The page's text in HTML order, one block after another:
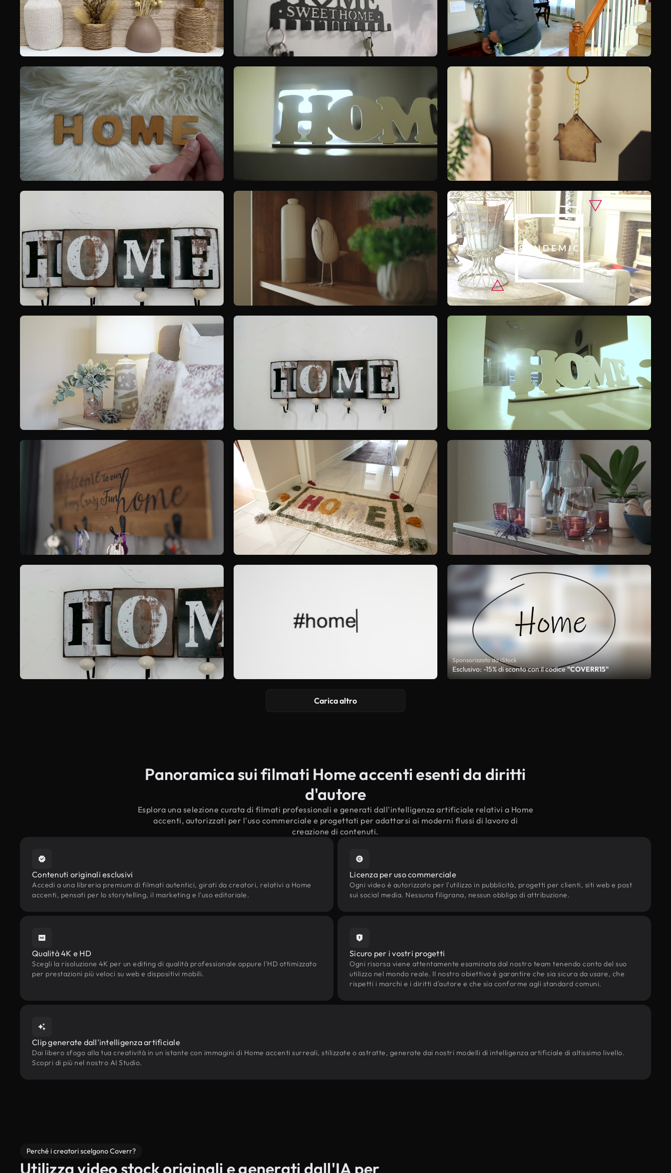
Sponsorizzato da iStock
Esclusivo: -15% di sconto con il codice"COVERR15"
Carica altro
Panoramica sui filmati Home accenti esenti da diritti
d'autore
Esplora una selezione curata di filmati professionali e generati dall'intelligenza artificiale relativi a Home
accenti, autorizzati per l'uso commerciale e progettati per adattarsi ai moderni flussi di lavoro di
creazione di contenuti.
Contenuti originali esclusivi
Accedi a una libreria premium di filmati autentici, girati da creatori, relativi a Home
accenti, pensati per lo storytelling, il marketing e l'uso editoriale.
Licenza per uso commerciale
Ogni video è autorizzato per l'utilizzo in pubblicità, progetti per clienti, siti web e post
sui social media. Nessuna filigrana, nessun obbligo di attribuzione.
Qualità 4K e HD
Scegli la risoluzione 4K per un editing di qualità professionale oppure l'HD ottimizzato
per prestazioni più veloci su web e dispositivi mobili.
Sicuro per i vostri progetti
Ogni risorsa viene attentamente esaminata dal nostro team tenendo conto del suo
utilizzo nel mondo reale. Il nostro obiettivo è garantire che sia sicura da usare, che
rispetti i marchi e i diritti d'autore e che sia conforme agli standard comuni.
Clip generate dall'intelligenza artificiale
Dai libero sfogo alla tua creatività in un istante con immagini di Home accenti surreali, stilizzate o astratte, generate dai nostri modelli di intelligenza artificiale di altissimo livello.
Scopri di più nel nostro AI Studio.
Perché i creatori scelgono Coverr?
Utilizza video stock originali e generati dall'IA per